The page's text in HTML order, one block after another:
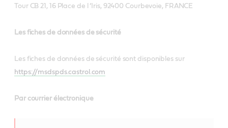
Tour CB 21, 16 Place de l ’Iris, 92400 Courbevoie, FRANCE
Les fiches de données de sécurité
Les fiches de données de sécurité sont disponibles sur
https://msdspds.castrol.com
Par courrier électronique